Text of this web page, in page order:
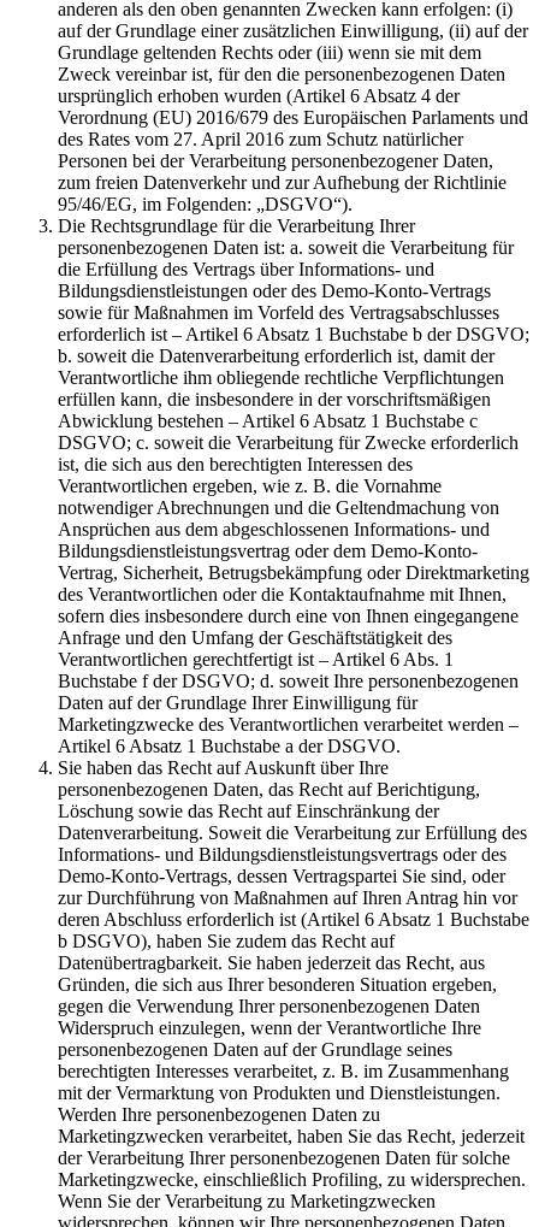
anderen als den oben genannten Zwecken kann erfolgen: (i)
auf der Grundlage einer zusätzlichen Einwilligung, (ii) auf der
Grundlage geltenden Rechts oder (iii) wenn sie mit dem
Zweck vereinbar ist, für den die personenbezogenen Daten
ursprünglich erhoben wurden (Artikel 6 Absatz 4 der
Verordnung (EU) 2016/679 des Europäischen Parlaments und
des Rates vom 27. April 2016 zum Schutz natürlicher
Personen bei der Verarbeitung personenbezogener Daten,
zum freien Datenverkehr und zur Aufhebung der Richtlinie
95/46/EG, im Folgenden: „DSGVO“).
Die Rechtsgrundlage für die Verarbeitung Ihrer
personenbezogenen Daten ist: a. soweit die Verarbeitung für
die Erfüllung des Vertrags über Informations- und
Bildungsdienstleistungen oder des Demo-Konto-Vertrags
sowie für Maßnahmen im Vorfeld des Vertragsabschlusses
erforderlich ist – Artikel 6 Absatz 1 Buchstabe b der DSGVO;
b. soweit die Datenverarbeitung erforderlich ist, damit der
Verantwortliche ihm obliegende rechtliche Verpflichtungen
erfüllen kann, die insbesondere in der vorschriftsmäßigen
Abwicklung bestehen – Artikel 6 Absatz 1 Buchstabe c
DSGVO; c. soweit die Verarbeitung für Zwecke erforderlich
ist, die sich aus den berechtigten Interessen des
Verantwortlichen ergeben, wie z. B. die Vornahme
notwendiger Abrechnungen und die Geltendmachung von
Ansprüchen aus dem abgeschlossenen Informations- und
Bildungsdienstleistungsvertrag oder dem Demo-Konto-
Vertrag, Sicherheit, Betrugsbekämpfung oder Direktmarketing
des Verantwortlichen oder die Kontaktaufnahme mit Ihnen,
sofern dies insbesondere durch eine von Ihnen eingegangene
Anfrage und den Umfang der Geschäftstätigkeit des
Verantwortlichen gerechtfertigt ist – Artikel 6 Abs. 1
Buchstabe f der DSGVO; d. soweit Ihre personenbezogenen
Daten auf der Grundlage Ihrer Einwilligung für
Marketingzwecke des Verantwortlichen verarbeitet werden –
Artikel 6 Absatz 1 Buchstabe a der DSGVO.
Sie haben das Recht auf Auskunft über Ihre
personenbezogenen Daten, das Recht auf Berichtigung,
Löschung sowie das Recht auf Einschränkung der
Datenverarbeitung. Soweit die Verarbeitung zur Erfüllung des
Informations- und Bildungsdienstleistungsvertrags oder des
Demo-Konto-Vertrags, dessen Vertragspartei Sie sind, oder
zur Durchführung von Maßnahmen auf Ihren Antrag hin vor
deren Abschluss erforderlich ist (Artikel 6 Absatz 1 Buchstabe
b DSGVO), haben Sie zudem das Recht auf
Datenübertragbarkeit. Sie haben jederzeit das Recht, aus
Gründen, die sich aus Ihrer besonderen Situation ergeben,
gegen die Verwendung Ihrer personenbezogenen Daten
Widerspruch einzulegen, wenn der Verantwortliche Ihre
personenbezogenen Daten auf der Grundlage seines
berechtigten Interesses verarbeitet, z. B. im Zusammenhang
mit der Vermarktung von Produkten und Dienstleistungen.
Werden Ihre personenbezogenen Daten zu
Marketingzwecken verarbeitet, haben Sie das Recht, jederzeit
der Verarbeitung Ihrer personenbezogenen Daten für solche
Marketingzwecke, einschließlich Profiling, zu widersprechen.
Wenn Sie der Verarbeitung zu Marketingzwecken
widersprechen, können wir Ihre personenbezogenen Daten